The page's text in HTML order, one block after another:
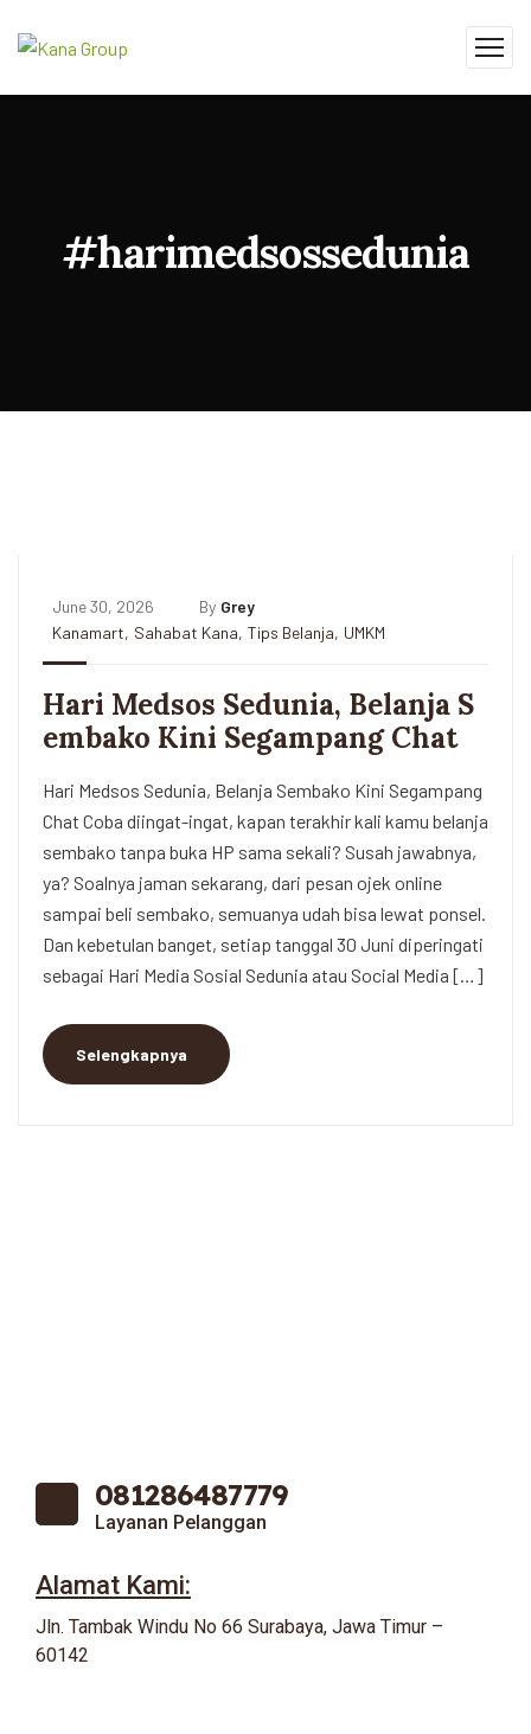
#harimedsossedunia
June 30, 2026 By Grey
Kanamart, Sahabat Kana, Tips Belanja, UMKM
Hari Medsos Sedunia, Belanja S
embako Kini Segampang Chat
Hari Medsos Sedunia, Belanja Sembako Kini Segampang
Chat Coba diingat-ingat, kapan terakhir kali kamu belanja
sembako tanpa buka HP sama sekali? Susah jawabnya,
ya? Soalnya jaman sekarang, dari pesan ojek online
sampai beli sembako, semuanya udah bisa lewat ponsel.
Dan kebetulan banget, setiap tanggal 30 Juni diperingati
sebagai Hari Media Sosial Sedunia atau Social Media […]
Selengkapnya
081286487779
Layanan Pelanggan
Alamat Kami:
Jln. Tambak Windu No 66 Surabaya, Jawa Timur –
60142